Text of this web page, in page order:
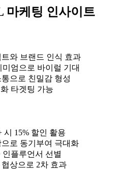
마케팅 인사이트
와 브랜드 인식 효과
미엄으로 바이럴 기대
으로 친밀감 형성
타겟팅 가능
시 15% 할인 활용
로 동기부여 극대화
인플루언서 선별
상으로 2차 효과